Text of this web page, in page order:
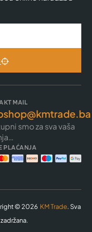
MAIL
smo za sva vaša
PLAĆANJA
© 2026 KM Trade. Sva